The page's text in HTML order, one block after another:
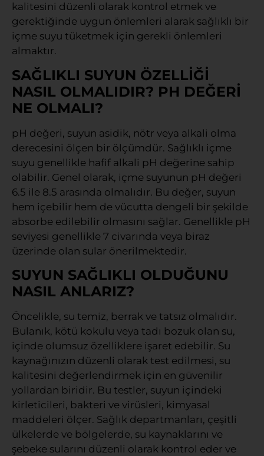
kalitesini düzenli olarak kontrol etmek ve
gerektiğinde uygun önlemleri alarak sağlıklı bir
içme suyu tüketmek için gerekli önlemleri
almaktır.
SAĞLIKLI SUYUN ÖZELLİĞİ
NASIL OLMALIDIR? PH DEĞERİ
NE OLMALI?
pH değeri, suyun asidik, nötr veya alkali olma
derecesini ölçen bir ölçümdür. Sağlıklı içme
suyu genellikle hafif alkali pH değerine sahip
olabilir. Genel olarak, içme suyunun pH değeri
6.5 ile 8.5 arasında olmalıdır. Bu değer, suyun
hem içebilir hem de vücutta dengeli bir şekilde
absorbe edilebilir olmasını sağlar. Genellikle pH
seviyesi genellikle 7 civarında veya biraz
üzerinde olan sular önerilmektedir.
SUYUN SAĞLIKLI OLDUĞUNU
NASIL ANLARIZ?
Öncelikle, su temiz, berrak ve tatsız olmalıdır.
Bulanık, kötü kokulu veya tadı bozuk olan su,
içinde olumsuz özelliklere işaret edebilir. Su
kaynağınızın düzenli olarak test edilmesi, su
kalitesini değerlendirmek için en güvenilir
yollardan biridir. Bu testler, suyun içindeki
kirleticileri, bakteri ve virüsleri, kimyasal
maddeleri ölçer. Sağlık departmanları, çeşitli
ülkelerde ve bölgelerde, su kaynaklarını ve
şebeke sularını düzenli olarak kontrol eder ve